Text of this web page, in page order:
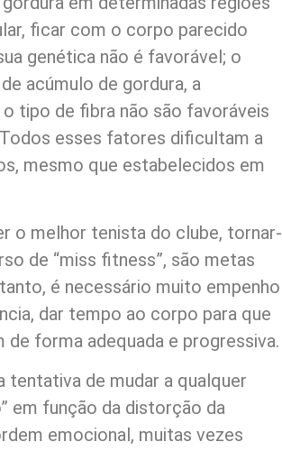
ficar com o corpo parecido
genética não é favorável; o
acúmulo de gordura, a
tipo de fibra não são favoráveis
esses fatores dificultam a
mesmo que estabelecidos em
o melhor tenista do clube, tornar-
de “miss fitness”, são metas
é necessário muito empenho
dar tempo ao corpo para que
forma adequada e progressiva.
de mudar a qualquer
em função da distorção da
emocional, muitas vezes